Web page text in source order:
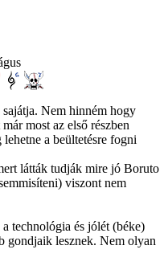
sajátja. Nem hinném hogy
most az első részben
a beültetésre fogni
látták tudják mire jó Boruto
viszont nem
technológia és jólét (béke)
gondjaik lesznek. Nem olyan